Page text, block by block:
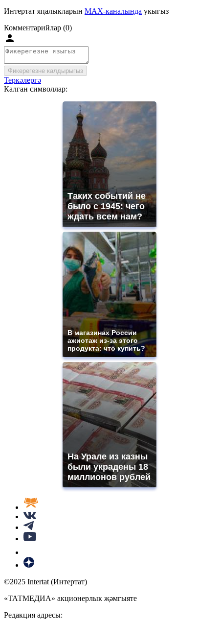
Интертат яңалыкларын MAX-каналында укыгыз
Комментарийлар (0)
Фикерегезне калдырыгыз
Теркәлергә
Калган символлар:
Таких событий не
было с 1945: чего
ждать всем нам?
В магазинах России
ажиотаж из-за этого
продукта: что купить?
На Урале из казны
были украдены 18
миллионов рублей
©2025 Intertat (Интертат)
«ТАТМЕДИА» акционерлык җәмгыяте
Редакция адресы: